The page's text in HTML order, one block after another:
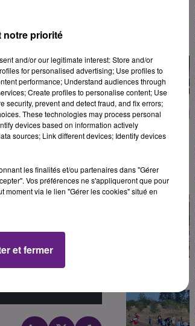
sur trois défaites
Gaston Gérard
la
2. Ainsi en
vous souhaitez
notre priorité
and/or our legitimate interest: Store and/or
for personalised advertising; Use profiles to
performance; Understand audiences through
Create profiles to personalise content; Use
security, prevent and detect fraud, and fix errors;
These technologies may process personal
devices based on information actively
sources; Link different devices; Identify devices
les finalités et/ou partenaires dans "Gérer
Vos préférences ne s'appliqueront que pour
moment via le lien "Gérer les cookies" situé en
et fermer